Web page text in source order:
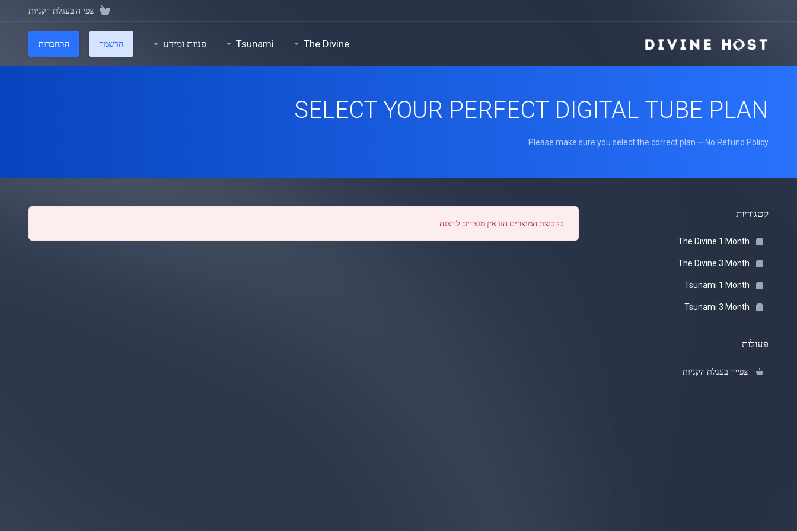
צפייה בעגלת הקניות
The Divine
Tsunami פניות ומידע הרשמה התחברות
SELECT YOUR PERFECT DIGITAL TUBE PLAN
Please make sure you select the correct plan ~ No Refund Policy
קטגוריות
פעולות
צפייה בעגלת הקניות
בקבוצת המוצרים הזו אין מוצרים להצגה.